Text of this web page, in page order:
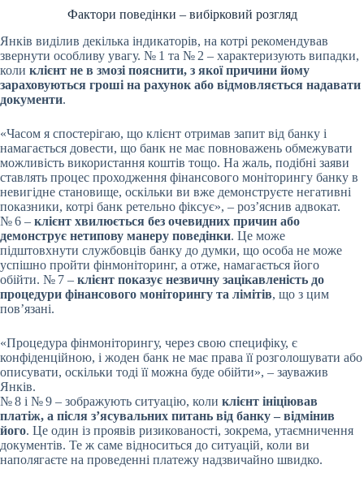
Фактори поведінки – вибірковий розгляд
Янків виділив декілька індикаторів, на котрі рекомендував
звернути особливу увагу. № 1 та № 2 – характеризують випадки,
коли клієнт не в змозі пояснити, з якої причини йому
зараховуються гроші на рахунок або відмовляється надавати
документи.
«Часом я спостерігаю, що клієнт отримав запит від банку і
намагається довести, що банк не має повноважень обмежувати
можливість використання коштів тощо. На жаль, подібні заяви
ставлять процес проходження фінансового моніторингу банку в
невигідне становище, оскільки ви вже демонструєте негативні
показники, котрі банк ретельно фіксує», – роз’яснив адвокат.
№ 6 – клієнт хвилюється без очевидних причин або
демонструє нетипову манеру поведінки. Це може
підштовхнути службовців банку до думки, що особа не може
успішно пройти фінмоніторинг, а отже, намагається його
обійти. № 7 – клієнт показує незвичну зацікавленість до
процедури фінансового моніторингу та лімітів, що з цим
пов’язані.
«Процедура фінмоніторингу, через свою специфіку, є
конфіденційною, і жоден банк не має права її розголошувати або
описувати, оскільки тоді її можна буде обійти», – зауважив
Янків.
№ 8 і № 9 – зображують ситуацію, коли клієнт ініціював
платіж, а після з’ясувальних питань від банку – відмінив
його. Це один із проявів ризикованості, зокрема, утаємничення
документів. Те ж саме відноситься до ситуацій, коли ви
наполягаєте на проведенні платежу надзвичайно швидко.